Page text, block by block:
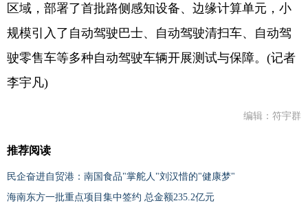
区域，部署了首批路侧感知设备、边缘计算单元，小
规模引入了自动驾驶巴士、自动驾驶清扫车、自动驾
驶零售车等多种自动驾驶车辆开展测试与保障。(记者
李宇凡)
编辑：符宇群
推荐阅读
民企奋进自贸港：南国食品"掌舵人"刘汉惜的"健康梦"
海南东方一批重点项目集中签约 总金额235.2亿元